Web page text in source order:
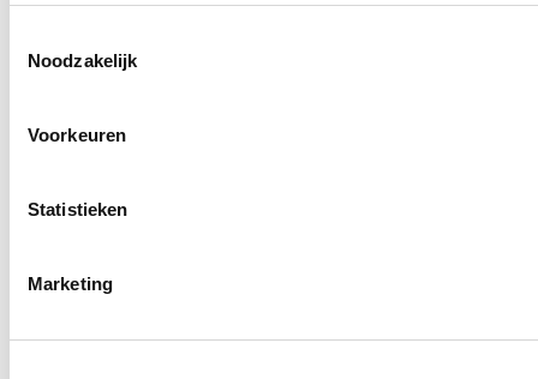
Noodzakelijk
Voorkeuren
Statistieken
Marketing